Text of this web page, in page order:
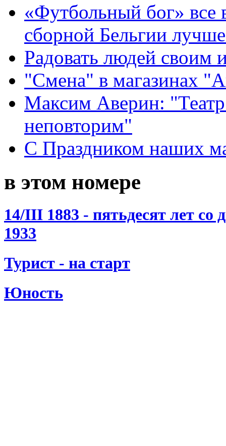
«Футбольный бог» все
сборной Бельгии
Радовать людей своим
"Смена" в магазинах
Максим Аверин:
неповторим"
С Праздником наших
в этом номере
14/III 1883 - пятьдесят лет
1933
Турист - на старт
Юность